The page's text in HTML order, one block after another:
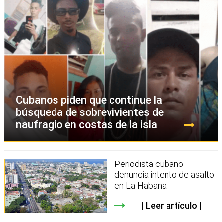
Cubanos piden que continue la
búsqueda de sobrevivientes de
naufragio en costas de la isla
Periodista cubano
denuncia intento de asalto
en La Habana
Leer artículo